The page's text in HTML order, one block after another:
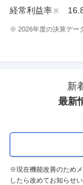
経常利益率※
※ 2026年度の決算デー
新
最新
※現在機能改善のため
したら改めてお知らせい